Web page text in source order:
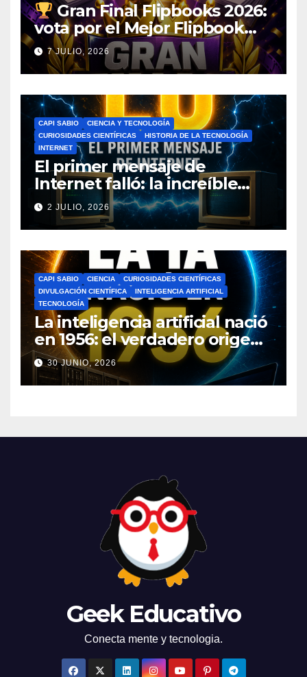
Gran Final Flipbooks 2026:
vota por el Mejor Flipbook
del Ciclo Escolar
7 JULIO, 2026
CAPI SABIO
CIENCIA Y TECNOLOGÍA
CURIOSIDADES CIENTÍFICAS
HISTORIA DE LA TECNOLOGÍA
INTERNET
El primer mensaje de
Internet falló: la increíble
historia de ARPANET que
cambió el mundo
2 JULIO, 2026
CAPI SABIO CIENCIA
CURIOSIDADES CIENTÍFICAS
DIVULGACIÓN CIENTÍFICA
INTELIGENCIA ARTIFICIAL
TECNOLOGÍA
La inteligencia artificial nació
en 1956: el verdadero origen
de la IA que cambió el
mundo
30 JUNIO, 2026
Geek Educativo
Conecta mente y tecnologia.